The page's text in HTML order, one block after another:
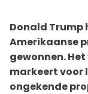
Donald Trump
Amerikaanse
gewonnen.
markeert voor
ongekende